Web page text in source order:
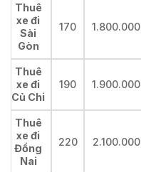
Thuê
xe đi
Sài
Gòn
170 1.800.000
Thuê
xe đi
Củ Chi
190 1.900.000
Thuê
xe đi
Đồng
Nai
220 2.100.000